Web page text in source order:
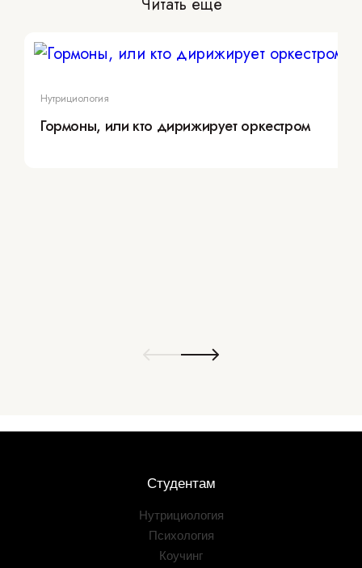
Нутрициология
Гормоны, или кто дирижирует оркестром
Студентам
Нутрициология
Психология
Коучинг